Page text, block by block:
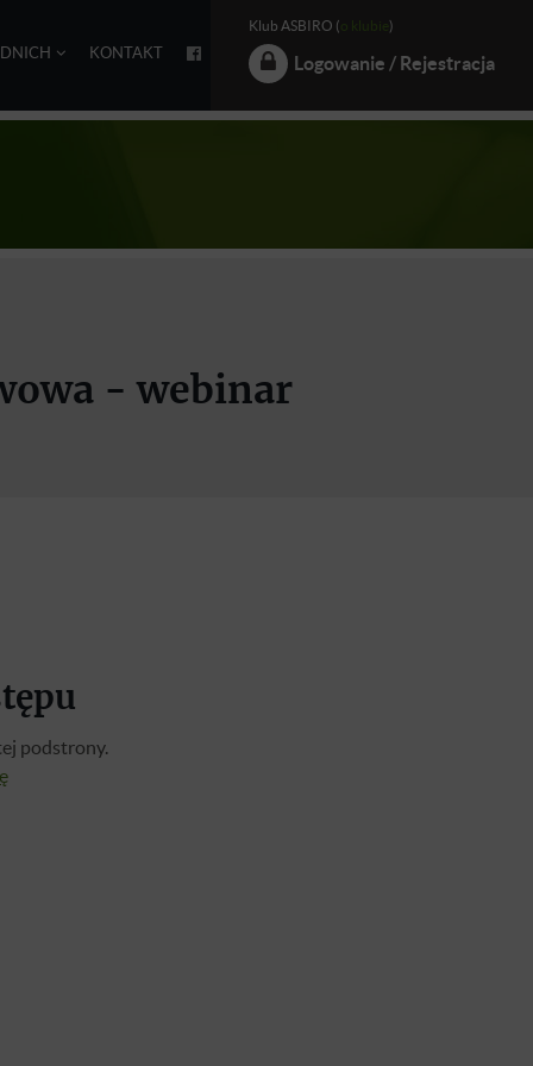
KONTAKT
Klub ASBIRO ( o klubie)
Logowanie / Rejestracja
- webinar
podstrony.